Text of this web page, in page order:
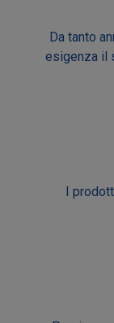
Da tanto
esigenza il
I